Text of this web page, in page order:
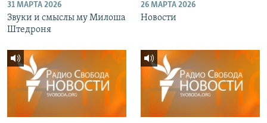
31 МАРТА 2026
Звуки и смыслы му Милоша
Штедроня
26 МАРТА 2026
Новости